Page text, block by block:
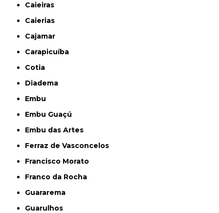
Caieiras
Caierias
Cajamar
Carapicuíba
Cotia
Diadema
Embu
Embu Guaçú
Embu das Artes
Ferraz de Vasconcelos
Francisco Morato
Franco da Rocha
Guararema
Guarulhos